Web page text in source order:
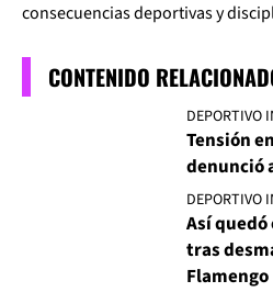
consecuencias deportivas y
CONTENIDO
DEPORTIVO
Tensión
denunció
DEPORTIVO
Así
tras
Flamengo